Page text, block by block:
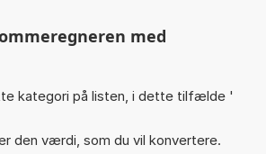
med
kategori på listen, i dette tilfælde '
den værdi, som du vil konvertere.